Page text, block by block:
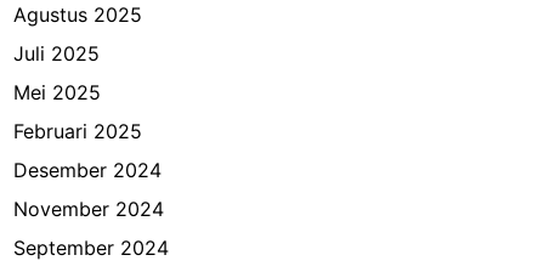
Agustus 2025
Juli 2025
Mei 2025
Februari 2025
Desember 2024
November 2024
September 2024